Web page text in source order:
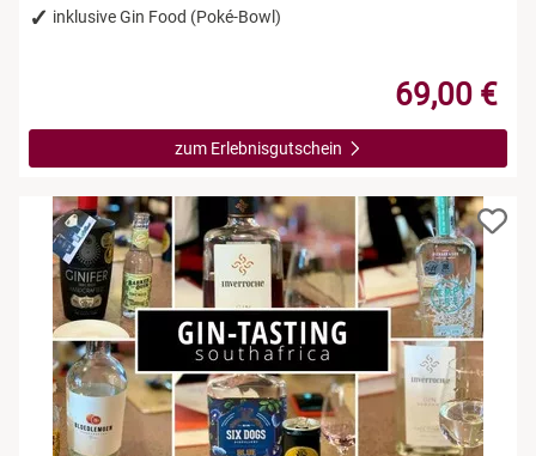
inklusive Gin Food (Poké-Bowl)
69,00 €
zum Erlebnisgutschein